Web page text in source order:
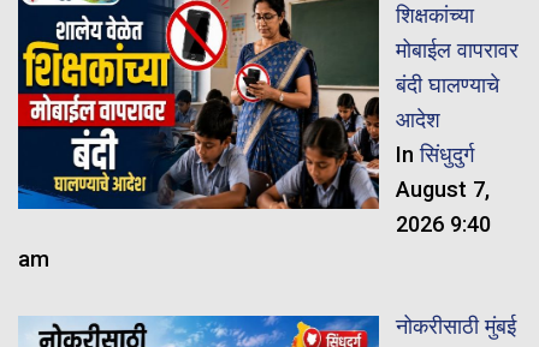
शिक्षकांच्या
मोबाईल वापरावर
बंदी घालण्याचे
आदेश
Inसिंधुदुर्ग
August 7,
2026 9:40
am
नोकरीसाठी मुंबई